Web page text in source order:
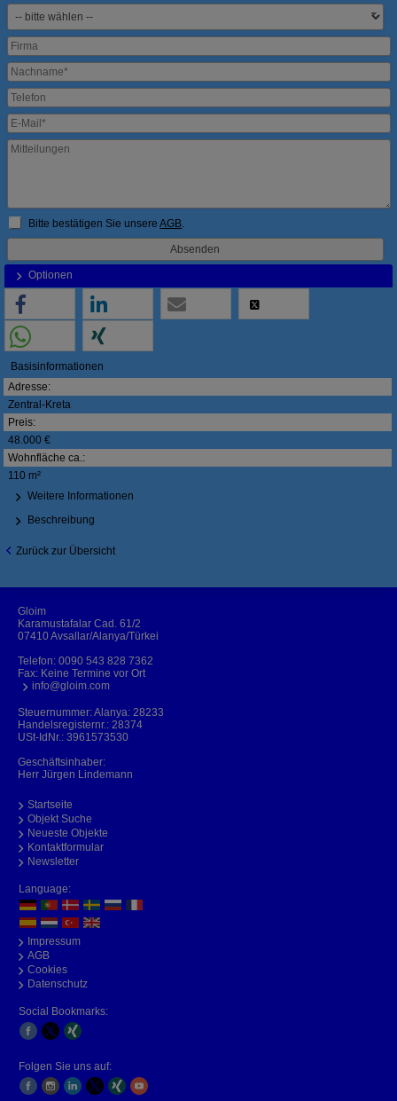
Bitte bestätigen Sie unsereAGB.
Optionen
Basisinformationen
Adresse:
Zentral-Kreta
Preis:
48.000 €
Wohnfläche ca.:
110 m²
Weitere Informationen
Beschreibung
Zurück zur Übersicht
Gloim
Karamustafalar Cad. 61/2
07410 Avsallar/Alanya/Türkei
Telefon: 0090 543 828 7362
Fax: Keine Termine vor Ort
info@gloim.com
Steuernummer: Alanya: 28233
Handelsregisternr.: 28374
USt-IdNr.: 3961573530
Geschäftsinhaber:
Herr Jürgen Lindemann
Startseite
Objekt Suche
Neueste Objekte
Kontaktformular
Newsletter
Language:
Impressum
AGB
Cookies
Datenschutz
Social Bookmarks:
Folgen Sie uns auf: